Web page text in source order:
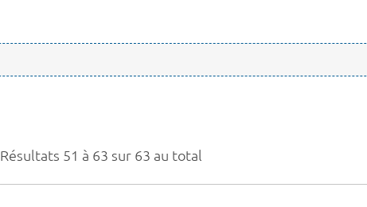
Résultats 51 à 63 sur 63 au total